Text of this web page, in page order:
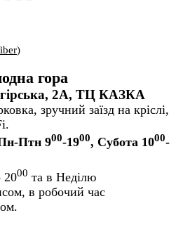
)
гора
2А, ТЦ КАЗКА
зручний заїзд на кріслі,
Птн 900-1900, Субота 1000-
2000 та в Неділю
в робочий час